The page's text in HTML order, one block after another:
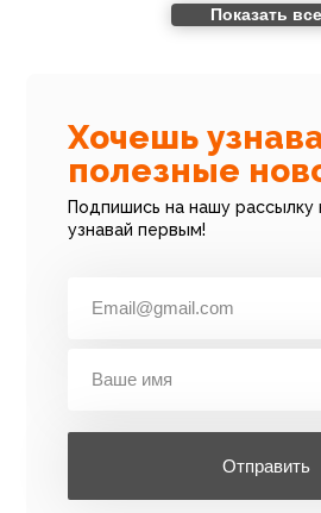
Показать все
Хочешь
полезные
Подпишись на нашу рассылку
узнавай первым!
Отправить